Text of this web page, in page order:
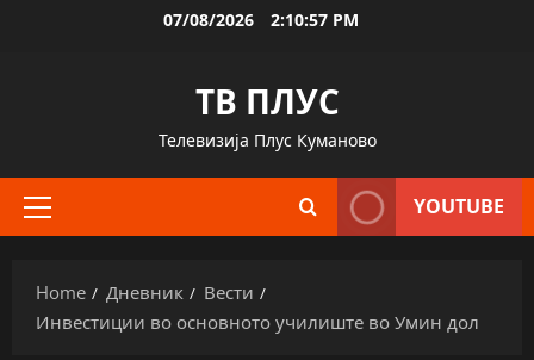
07/08/2026 2:10:57 PM
ТВ ПЛУС
Телевизија Плус Куманово
Primary
YOUTUBE
Home Дневник
Вести
Инвестиции во основното училиште во Умин дол